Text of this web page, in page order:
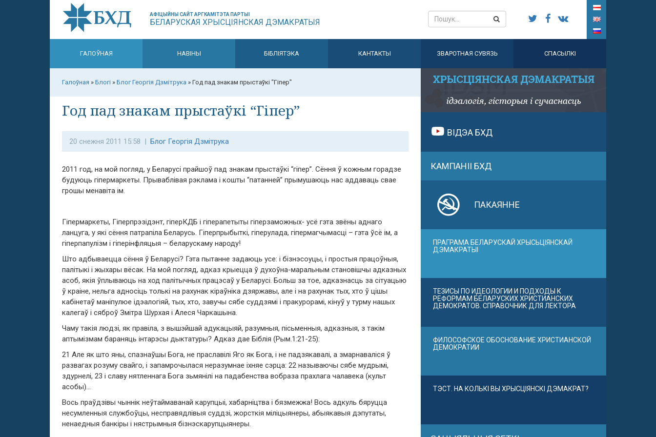
АФІЦЫЙНЫ САЙТ АРГКАМІТЭТА ПАРТЫІ
БЕЛАРУСКАЯ ХРЫСЦІЯНСКАЯ ДЭМАКРАТЫЯ
ГАЛОЎНАЯ НАВІНЫ БІБЛІЯТЭКА КАНТАКТЫ ЗВАРОТНАЯ СУВЯЗЬ СПАСЫЛКІ
Галоўная » Блогі » Блог Георгія Дзмітрука » Год пад знакам прыстаўкі "Гіпер"
Год пад знакам прыстаўкі “Гіпер”
20 снежня 2011 15:58 | Блог Георгія Дзмітрука
2011 год, на мой погляд, у Беларусі прайшоў пад знакам прыстаўкі “гіпер”. Сёння ў кожным горадзе
будуюць гіпермаркеты. Прываблiвая рэклама і кошты “патанней” прымушаюць нас аддаваць свае
грошы менавіта ім.
Гіпермаркеты, Гіперпрэзiдэнт, гіперКДБ і гіперапетыты гіперзаможных- усё гэта звёны аднаго
ланцуга, у які сёння патрапіла Беларусь. Гіперпрыбыткі, гіперулада, гіпермагчымасці – гэта ўсё ім, а
гіперпапулізм і гіперінфляцыя – беларускаму народу!
Што адбываецца сёння ў Беларусі? Гэта пытанне задаюць усе: і бізнэсоуцы, і простыя працоўныя,
палітыкі і жыхары вёсак. На мой погляд, адказ крыецца ў духоўна-маральным становішчы адказных
асоб, якія ўплываюць на ход палітычных працэсаў у Беларусі. Больш за тое, адказнасць за сітуацыю
ў краіне, нельга адносіць толькі на рахунак кіраўніка дзяржавы, але і на рахунак тых, хто ў цішы
кабінетаў маніпулюе ідэалогіяй, тых, хто, завучы сябе суддзямі і пракурорамі, кінуў у турму нашых
калегаў і сяброў Змітра Шурхая і Алеся Чаркашына.
Чаму такія людзі, як правіла, з вышэйшай адукацыяй, разумныя, пісьменныя, адказныя, з такім
аптымізмам бараняць інтарэсы дыктатуры? Адказ дае Біблія (Рым.1:21-25):
21 Але як што яны, спазнаўшы Бога, не праславілі Яго як Бога, і не падзякавалі, а змарнаваліся ў
развагах розуму свайго, і запамрочылася неразумнае іхняе сэрца: 22 называючы сябе мудрымі,
здурнелі, 23 і славу нятленнага Бога зьмянілі на падабенства вобраза прахлага чалавека (культ
асобы)…
Вось праўдзівы чыннік неўтаймаванай карупцыі, хабарніцтва і бязмежжа! Вось адкуль бяруцца
несумленныя службоўцы, несправядлівыя суддзі, жорсткія міліцыянеры, абыякавыя дэпутаты,
ненаедныя банкіры і нястрымныя бізнэскарупцыянеры.
ВІДЭА БХД
КАМПАНІІ БХД
ПАКАЯННЕ
ПРАГРАМА БЕЛАРУСКАЙ ХРЫСЬЦІЯНСКАЙ
ДЭМАКРАТЫІ
ТЕЗИСЫ ПО ИДЕОЛОГИИ И ПОДХОДЫ К
РЕФОРМАМ БЕЛАРУСКИХ ХРИСТИАНСКИХ
ДЕМОКРАТОВ. СПРАВОЧНИК ДЛЯ ЛЕКТОРА
ФИЛОСОФСКОЕ ОБОСНОВАНИЕ ХРИСТИАНСКОЙ
ДЕМОКРАТИИ
ТЭСТ. НА КОЛЬКІ ВЫ ХРЫСЦІЯНСКІ ДЭМАКРАТ?